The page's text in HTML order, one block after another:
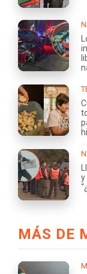
y
MÁS DE